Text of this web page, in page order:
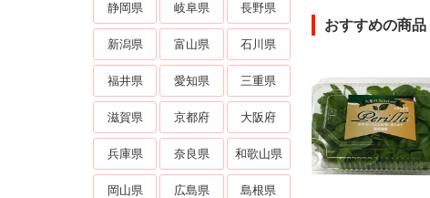
おすすめの商品
静岡県 岐阜県 長野県
新潟県 富山県 石川県
福井県 愛知県 三重県
滋賀県 京都府 大阪府
兵庫県 奈良県 和歌山県
岡山県 広島県 島根県